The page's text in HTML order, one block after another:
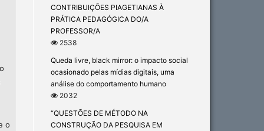
o
CONTRIBUIÇÕES PIAGETIANAS À
PRÁTICA PEDAGÓGICA DO/A
PROFESSOR/A
2538
Queda livre, black mirror: o impacto social
ocasionado pelas mídias digitais, uma
análise do comportamento humano
2032
“QUESTÕES DE MÉTODO NA
CONSTRUÇÃO DA PESQUISA EM